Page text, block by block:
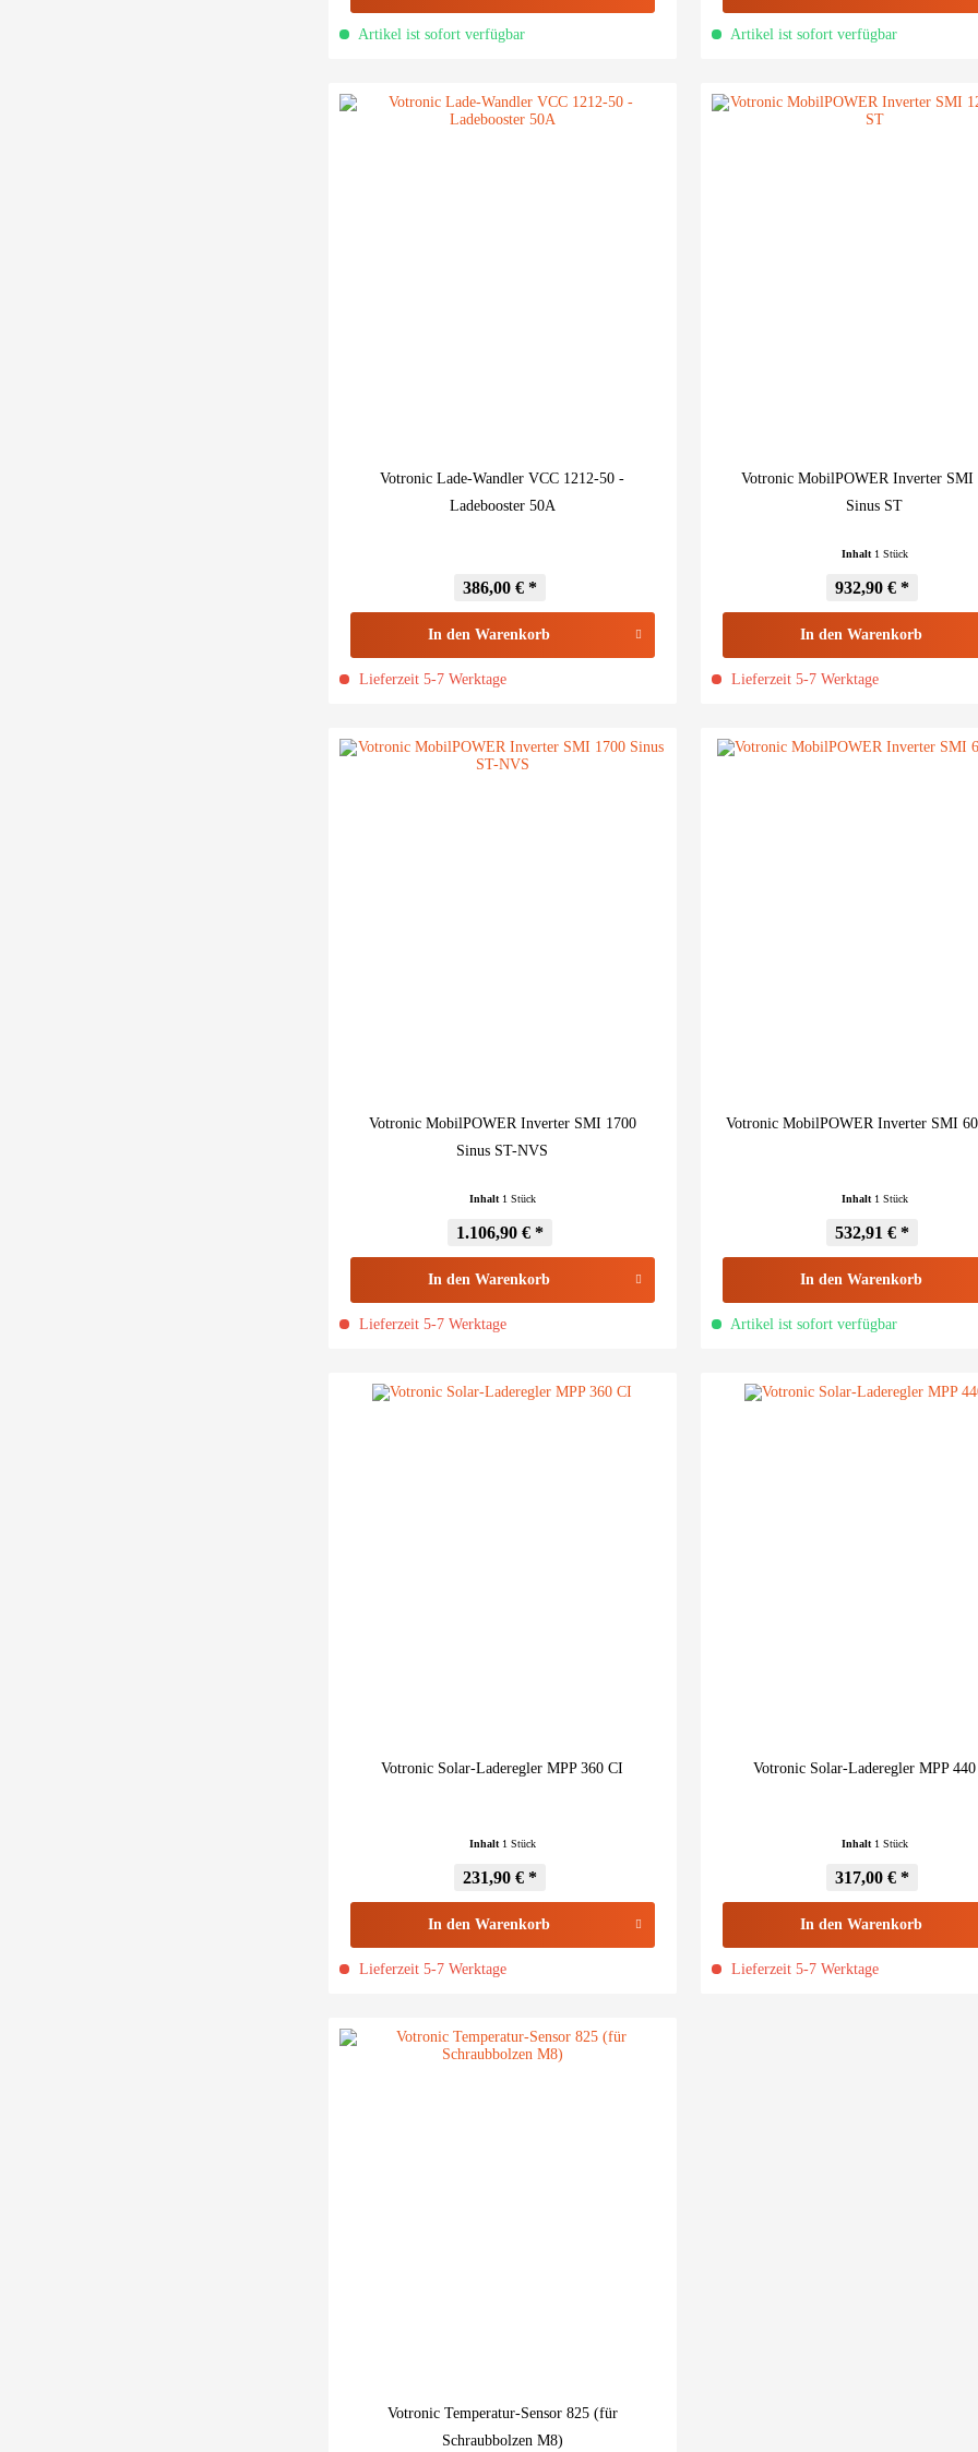
Artikel ist sofort verfügbar Artikel ist sofort verfügbar
Votronic Lade-Wandler VCC 1212-50 -
Ladebooster 50A
386,00 € *
In den Warenkorb
Lieferzeit 5-7 Werktage
Votronic MobilPOWER Inverter SMI
Sinus ST
Inhalt 1 Stück
932,90 € *
In den Warenkorb
Lieferzeit 5-7 Werktage
Votronic MobilPOWER Inverter SMI 1700
Sinus ST-NVS
Inhalt 1 Stück
1.106,90 € *
In den Warenkorb
Lieferzeit 5-7 Werktage
Votronic MobilPOWER Inverter SMI
Inhalt 1 Stück
532,91 € *
In den Warenkorb
Artikel ist sofort verfügbar
Votronic Solar-Laderegler MPP 360 CI
Inhalt 1 Stück
231,90 € *
In den Warenkorb
Lieferzeit 5-7 Werktage
Votronic Solar-Laderegler MPP
Inhalt 1 Stück
317,00 € *
In den Warenkorb
Lieferzeit 5-7 Werktage
Votronic Temperatur-Sensor 825 (für
Schraubbolzen M8)